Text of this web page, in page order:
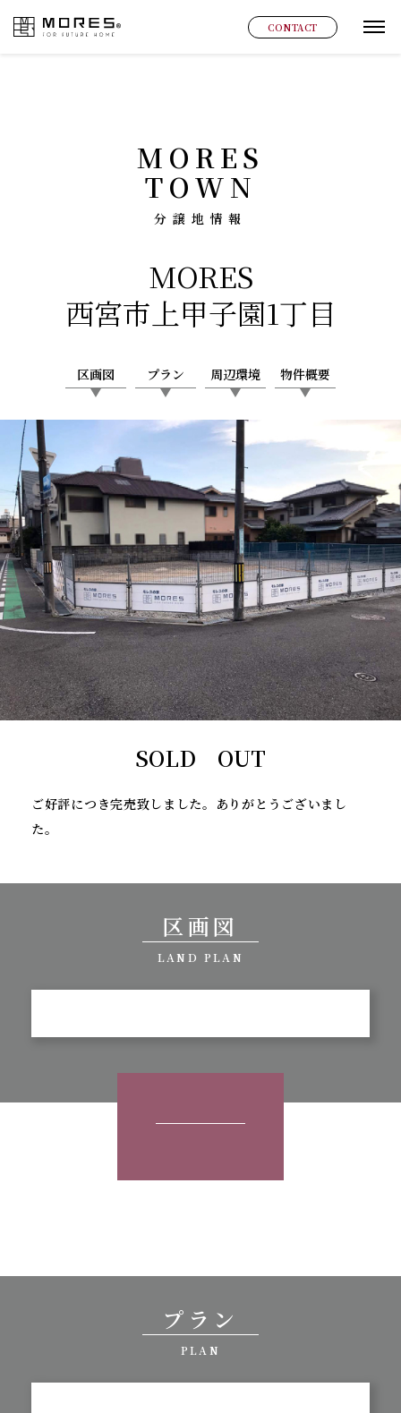
MORES CONTACT グ
MORES
TOWN
分譲地情報
MORES
西宮市上甲子園1丁目
区画図 プラン 周辺環境 物件概要
SOLD OUT
ご好評につき完売致しました。ありがとうございまし
た。
区画図
LAND PLAN
プラン
PLAN